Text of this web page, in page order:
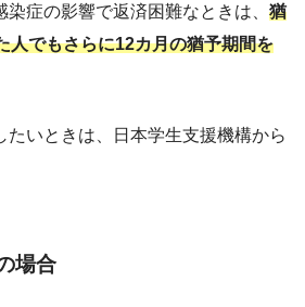
症の影響で返済困難なときは、 猶
人でもさらに12カ月の猶予期間を
たいときは、日本学生支援機構から
場合